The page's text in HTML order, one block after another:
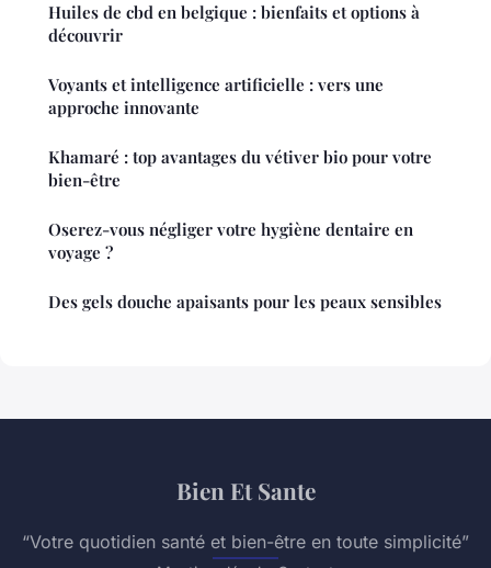
Huiles de cbd en belgique : bienfaits et options à
découvrir
Voyants et intelligence artificielle : vers une
approche innovante
Khamaré : top avantages du vétiver bio pour votre
bien-être
Oserez-vous négliger votre hygiène dentaire en
voyage ?
Des gels douche apaisants pour les peaux sensibles
Bien Et Sante
“Votre quotidien santé et bien-être en toute simplicité”